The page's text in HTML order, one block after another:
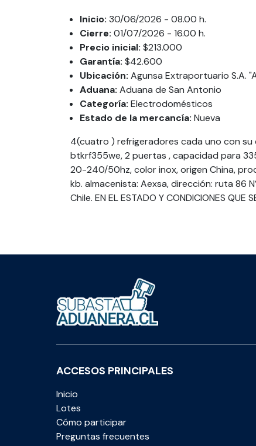
Inicio: 30/06/2026 - 08.00 h.
Cierre: 01/07/2026 - 16.00 h.
Precio inicial: $213.000
Garantía: $42.600
Ubicación: Agunsa Extraportuario S.A.
Aduana: Aduana de San Antonio
Categoría: Electrodomésticos
Estado de la mercancía: Nueva
4(cuatro ) refrigeradores cada uno con su
btkrf355we, 2 puertas , capacidad para
20-240/50hz, color inox, origen China,
kb. almacenista: Aexsa, dirección: ruta 86
Chile. EN EL ESTADO Y CONDICIONES QUE
ACCESOS PRINCIPALES
Inicio
Lotes
Cómo participar
Preguntas frecuentes